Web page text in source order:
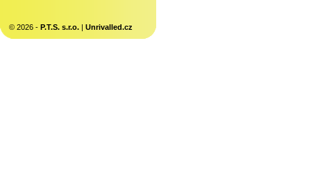
© 2026 - P.T.S. s.r.o. | Unrivalled.cz